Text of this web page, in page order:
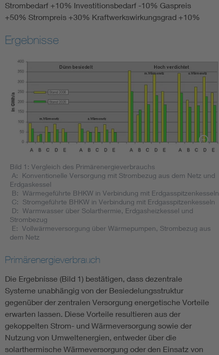
Strombedarf +10% Investitionsbedarf -10% Gaspreis
+50% Strompreis +30% Kraftwerkswirkungsgrad +10%
Ergebnisse
Bild 1: Vergleich des Primärenergieverbrauchs
A: Konventionelle Versorgung mit Strombezug aus dem Netz und
Erdgaskessel
B: Wärmegeführte BHKW in Verbindung mit Erdgasspitzenkesseln
C: Stromgeführte BHKW in Verbindung mit Erdgasspitzenkesseln
D: Warmwasser über Solarthermie, Erdgasheizkessel und
Strombezug
E: Vollwärmeversorgung über Wärmepumpen, Strombezug aus
dem Netz
Primärenergieverbrauch
Die Ergebnisse (Bild 1) bestätigen, dass dezentrale
Systeme unabhängig von der Besiedelungsstruktur
gegenüber der zentralen Versorgung energetische Vorteile
erwarten lassen. Diese Vorteile resultieren aus der
gekoppelten Strom- und Wärmeversorgung sowie der
Nutzung von Umweltenergien, entweder über die
solarthermische Wärmeversorgung oder den Einsatz von